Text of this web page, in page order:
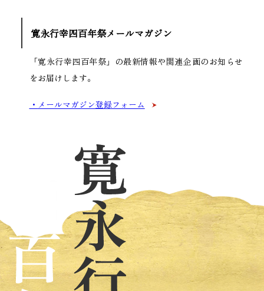
寛永行幸四百年祭メールマガジン
「寛永行幸四百年祭」の最新情報や関連企画のお知らせ
をお届けします。
メールマガジン登録フォーム